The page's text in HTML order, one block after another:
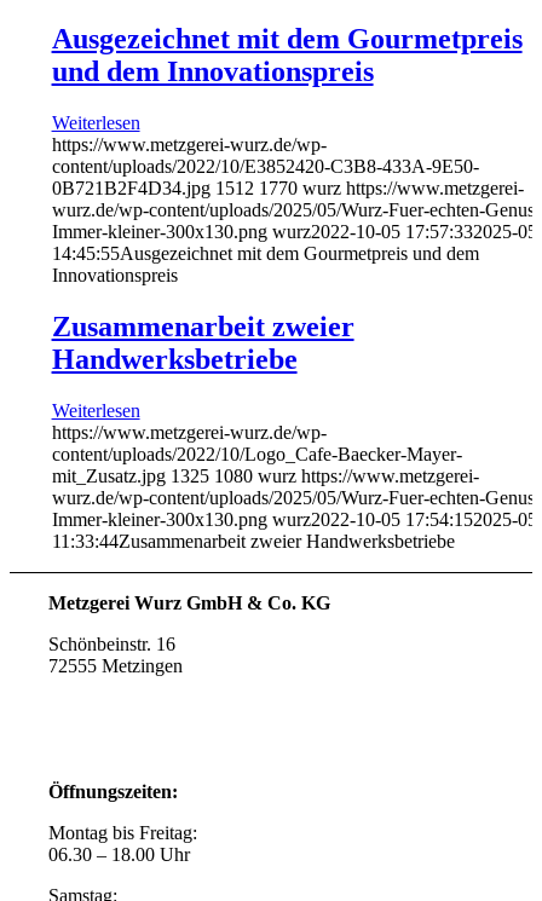
Ausgezeichnet mit dem Gourmetpreis
und dem Innovationspreis
Weiterlesen
https://www.metzgerei-wurz.de/wp-
content/uploads/2022/10/E3852420-C3B8-433A-9E50-
0B721B2F4D34.jpg 1512 1770 wurz https://www.metzgerei-
wurz.de/wp-content/uploads/2025/05/Wurz-Fuer-echten-
Immer-kleiner-300x130.png wurz2022-10-05 17:57:332025-
14:45:55Ausgezeichnet mit dem Gourmetpreis und dem
Innovationspreis
Zusammenarbeit zweier
Handwerksbetriebe
Weiterlesen
https://www.metzgerei-wurz.de/wp-
content/uploads/2022/10/Logo_Cafe-Baecker-Mayer-
mit_Zusatz.jpg 1325 1080 wurz https://www.metzgerei-
wurz.de/wp-content/uploads/2025/05/Wurz-Fuer-echten-
Immer-kleiner-300x130.png wurz2022-10-05 17:54:152025-
11:33:44Zusammenarbeit zweier Handwerksbetriebe
Metzgerei Wurz GmbH & Co. KG
Schönbeinstr. 16
72555 Metzingen
Öffnungszeiten:
Montag bis Freitag:
06.30 – 18.00 Uhr
Samstag: